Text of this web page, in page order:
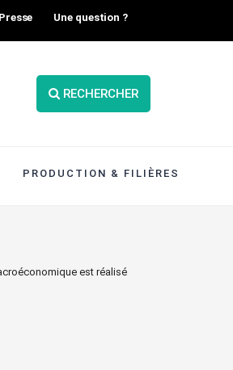
Presse Une question ?
RECHERCHER
PRODUCTION & FILIÈRES
est réalisé